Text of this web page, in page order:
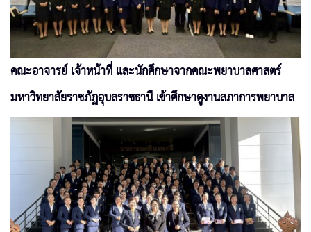
คณะอาจารย์ เจ้าหน้าที่ และนักศึกษาจากคณะพยาบาลศาสตร์
มหาวิทยาลัยราชภัฏอุบลราชธานี เข้าศึกษาดูงานสภาการพยาบาล